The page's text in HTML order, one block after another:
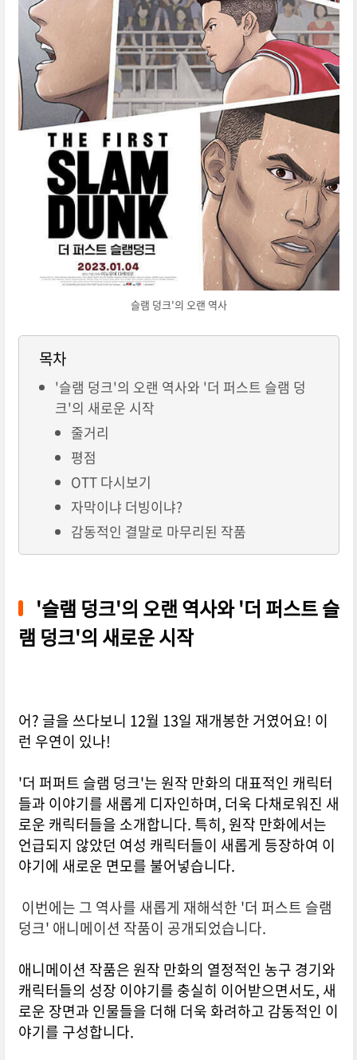
슬램 덩크'의 오랜 역사
목차
'슬램 덩크'의 오랜 역사와 '더 퍼스트 슬램 덩
크'의 새로운 시작
줄거리
평점
OTT 다시보기
자막이냐 더빙이냐?
감동적인 결말로 마무리된 작품
'슬램 덩크'의 오랜 역사와 '더 퍼스트 슬
램 덩크'의 새로운 시작
어? 글을 쓰다보니 12월 13일 재개봉한 거였어요! 이
런 우연이 있나!
'더 퍼퍼트 슬램 덩크'는 원작 만화의 대표적인 캐릭터
들과 이야기를 새롭게 디자인하며, 더욱 다채로워진 새
로운 캐릭터들을 소개합니다. 특히, 원작 만화에서는
언급되지 않았던 여성 캐릭터들이 새롭게 등장하여 이
야기에 새로운 면모를 불어넣습니다.
이번에는 그 역사를 새롭게 재해석한 '더 퍼스트 슬램
덩크' 애니메이션 작품이 공개되었습니다.
애니메이션 작품은 원작 만화의 열정적인 농구 경기와
캐릭터들의 성장 이야기를 충실히 이어받으면서도, 새
로운 장면과 인물들을 더해 더욱 화려하고 감동적인 이
야기를 구성합니다.